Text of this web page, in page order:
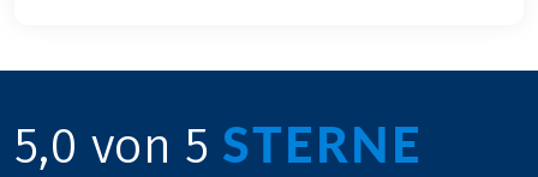
5,0 von 5 STERNE